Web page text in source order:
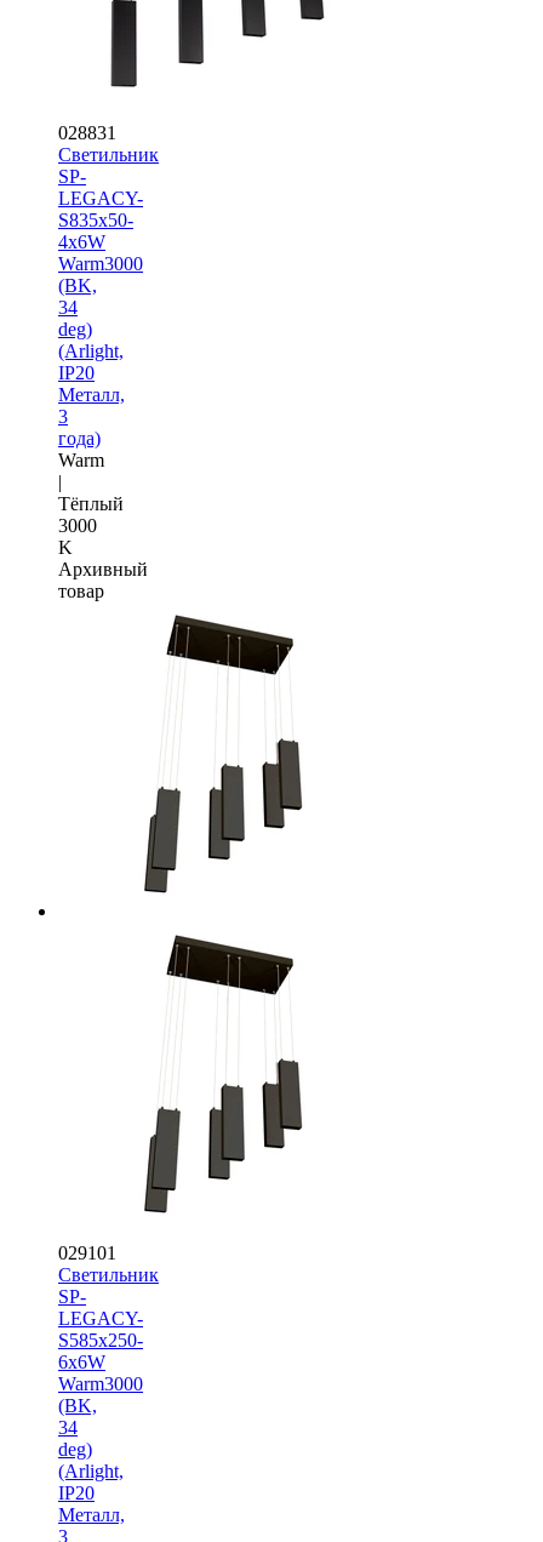
028831
Светильник
SP-
LEGACY-
S835x50-
4x6W
Warm3000
(BK,
34
deg)
(Arlight,
IP20
Металл,
3
года)
Warm
|
Тёплый
3000
K
Архивный
товар
029101
Светильник
SP-
LEGACY-
S585x250-
6x6W
Warm3000
(BK,
34
deg)
(Arlight,
IP20
Металл,
3